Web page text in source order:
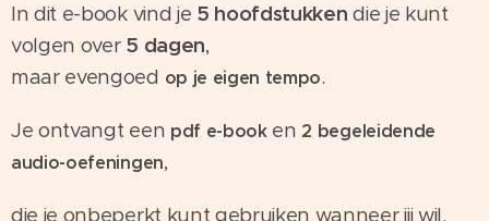
In dit e-book vind je 5 hoofdstukken die je kunt
volgen over 5 dagen,
maar evengoed op je eigen tempo.
Je ontvangt een pdf e-booken 2 begeleidende
audio-oefeningen,
die je onbeperkt kunt gebruiken wanneer jij wil.